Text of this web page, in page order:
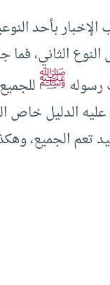
بأحد
الثاني،
رسولهﷺ
عليه الدليل
تعم الجميع،